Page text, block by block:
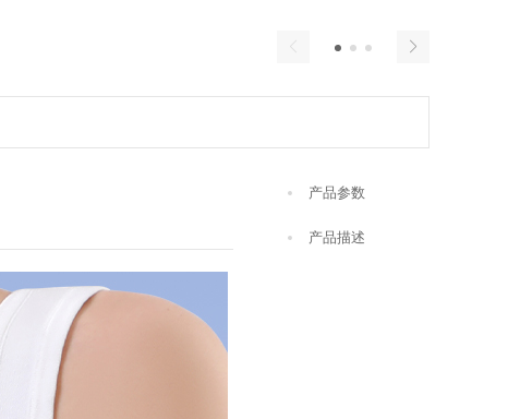
产品参数
产品描述